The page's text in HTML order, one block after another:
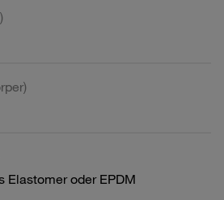
Elastomer oder EPDM